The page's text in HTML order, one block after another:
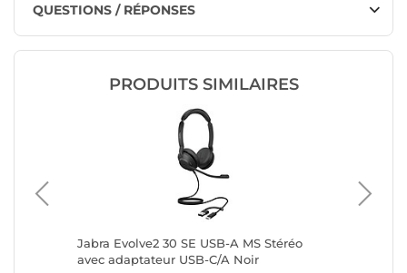
QUESTIONS / RÉPONSES
PRODUITS SIMILAIRES
Jabra Evolve2 30 SE USB-A MS Stéréo
avec adaptateur USB-C/A Noir